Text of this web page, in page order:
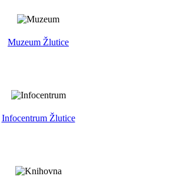
Muzeum Žlutice
Infocentrum Žlutice